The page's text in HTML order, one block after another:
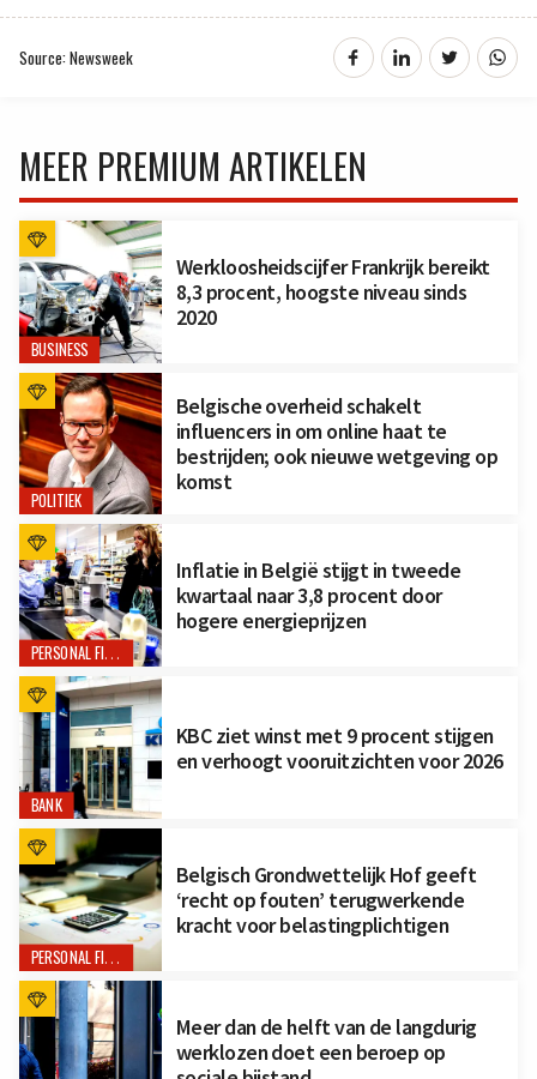
Source: Newsweek
MEER PREMIUM ARTIKELEN
BUSINESS
Werkloosheidscijfer Frankrijk bereikt
8,3 procent, hoogste niveau sinds
2020
POLITIEK
Belgische overheid schakelt
influencers in om online haat te
bestrijden; ook nieuwe wetgeving op
komst
PERSONAL FINANCE
Inflatie in België stijgt in tweede
kwartaal naar 3,8 procent door
hogere energieprijzen
BANK
KBC ziet winst met 9 procent stijgen
en verhoogt vooruitzichten voor 2026
PERSONAL FINANCE
Belgisch Grondwettelijk Hof geeft
‘recht op fouten’ terugwerkende
kracht voor belastingplichtigen
Meer dan de helft van de langdurig
werklozen doet een beroep op